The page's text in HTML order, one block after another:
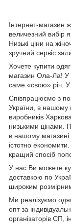
Інтернет-магазин
величезний вибір
Низькі ціни на
зручний сервіс
Хочете купити
магазин Ола-Ла! У
саме «свою» річ.
Співпрацюємо з
України, в нашому
виробників
низькими цінами.
в нашому магазині
істотно
кращий спосіб
У нас Ви можете
доставкою по
широким
Ми реалізуємо
опт за
організаторів СП,